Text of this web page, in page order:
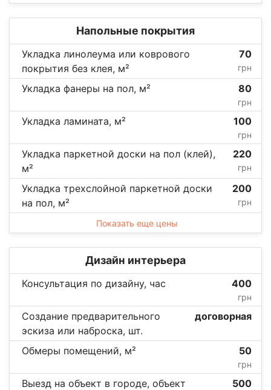
Напольные покрытия
Укладка линолеума или коврового
покрытия без клея, м²
70
грн
Укладка фанеры на пол, м² 80
грн
Укладка ламината, м² 100
грн
Укладка паркетной доски на пол (клей),
м²
220
грн
Укладка трехслойной паркетной доски
на пол, м²
200
грн
Показать еще цены
Дизайн интерьера
Консультация по дизайну, час 400
грн
Создание предварительного
эскиза или наброска, шт.
договорная
Обмеры помещений, м² 50
грн
Выезд на объект в городе, объект 500